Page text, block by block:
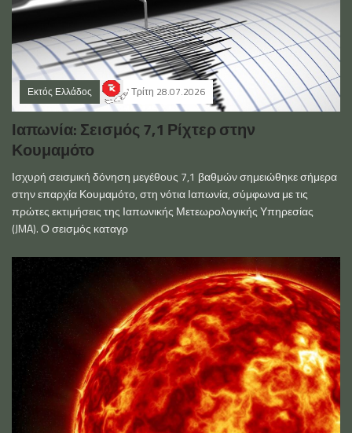
Εκτός Ελλάδος Τρίτη 28.07.2026
Ιαπωνία: Σεισμός 7,1 Ρίχτερ στην
Κουμαμότο
Ισχυρή σεισμική δόνηση μεγέθους 7,1 βαθμών σημειώθηκε σήμερα
στην επαρχία Κουμαμότο, στη νότια Ιαπωνία, σύμφωνα με τις
πρώτες εκτιμήσεις της Ιαπωνικής Μετεωρολογικής Υπηρεσίας
(JMA). Ο σεισμός καταγρ